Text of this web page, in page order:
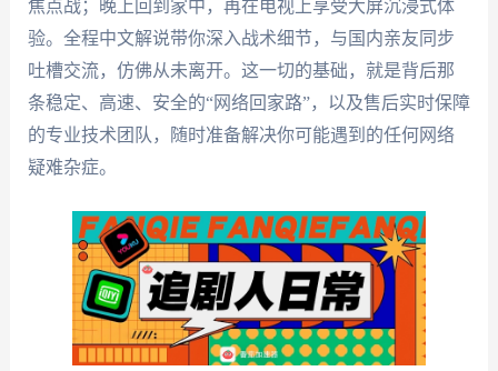
焦点战；晚上回到家中，再在电视上享受大屏沉浸式体
验。全程中文解说带你深入战术细节，与国内亲友同步
吐槽交流，仿佛从未离开。这一切的基础，就是背后那
条稳定、高速、安全的“网络回家路”，以及售后实时保障
的专业技术团队，随时准备解决你可能遇到的任何网络
疑难杂症。